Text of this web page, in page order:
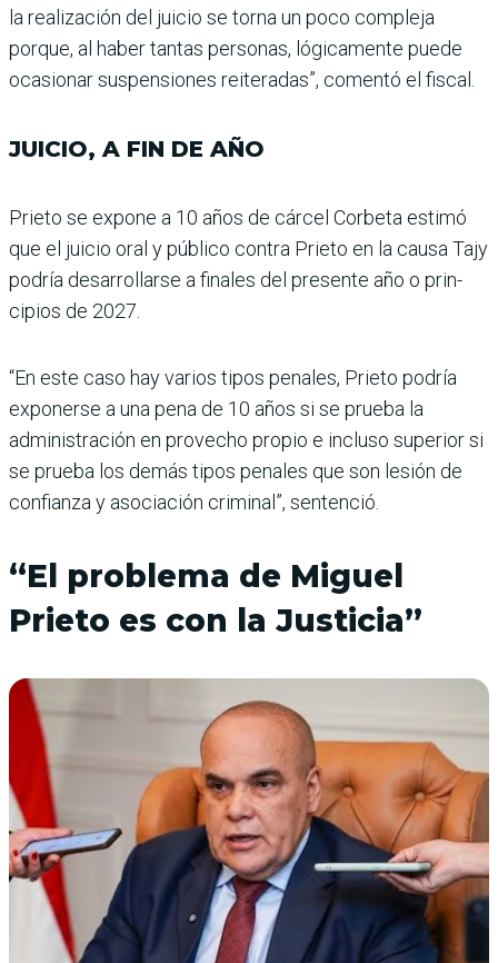
la realización del jui­cio se torna un poco com­pleja
porque, al haber tan­tas personas, lógicamente puede
ocasionar suspensio­nes reiteradas”, comentó el fiscal.
JUICIO, A FIN DE AÑO
Prieto se expone a 10 años de cárcel Corbeta estimó
que el juicio oral y público con­tra Prieto en la causa Tajy
podría desarrollarse a fina­les del presente año o prin­
cipios de 2027.
“En este caso hay varios tipos penales, Prieto podría
exponerse a una pena de 10 años si se prueba la
adminis­tración en provecho propio e incluso superior si
se prueba los demás tipos penales que son lesión de
confianza y aso­ciación criminal”, sentenció.
“El problema de Miguel
Prieto es con la Justicia”